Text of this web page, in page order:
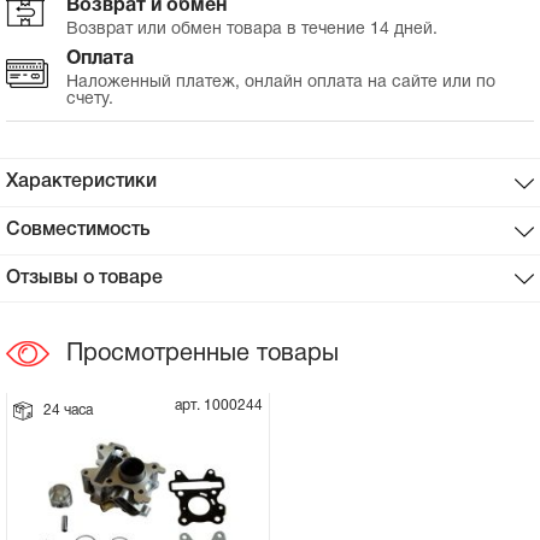
Сцепное устройство, шплинт
Прокладки на мотоблок
Глушитель на мотоблок
Элементы управления, тросики на
Возврат и обмен
Возврат или обмен товара в течение 14 дней.
Оплата
Наложенный платеж, онлайн оплата на сайте или по
счету.
Характеристики
Совместимость
Отзывы о товаре
Просмотренные товары
24 часа арт. 1000244